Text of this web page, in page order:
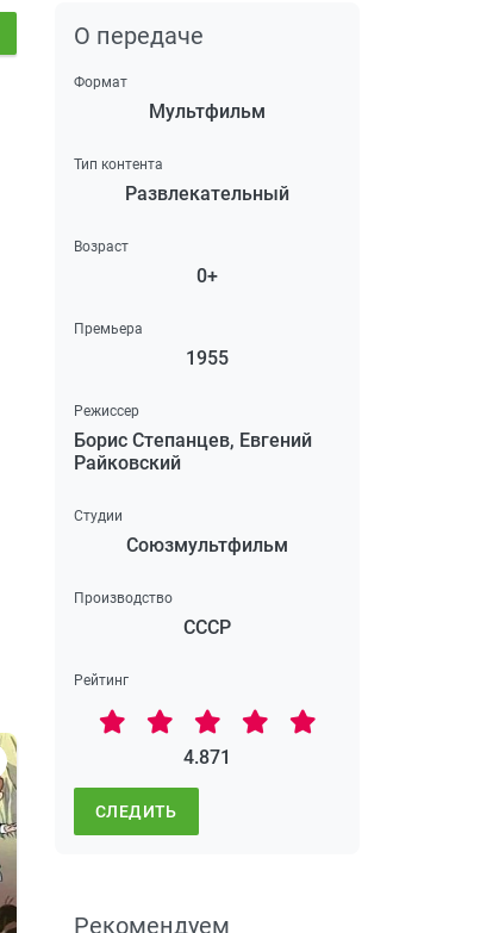
О передаче
Формат
Мультфильм
Тип контента
Развлекательный
Возраст
0+
Премьера
1955
Режиссер
Борис Степанцев, Евгений
Райковский
Студии
Союзмультфильм
Производство
СССР
Рейтинг
4.871
СЛЕДИТЬ
Рекомендуем